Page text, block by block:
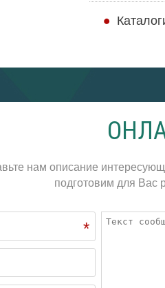
нам описание
подготовим для Вас
*